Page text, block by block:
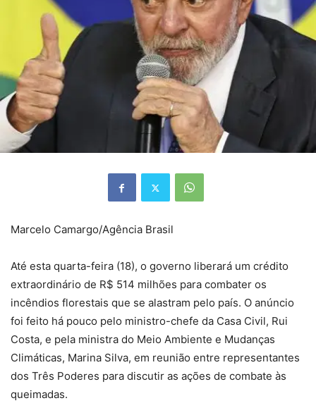
Marcelo Camargo/Agência Brasil
Até esta quarta-feira (18), o governo liberará um crédito
extraordinário de R$ 514 milhões para combater os
incêndios florestais que se alastram pelo país. O anúncio
foi feito há pouco pelo ministro-chefe da Casa Civil, Rui
Costa, e pela ministra do Meio Ambiente e Mudanças
Climáticas, Marina Silva, em reunião entre representantes
dos Três Poderes para discutir as ações de combate às
queimadas.